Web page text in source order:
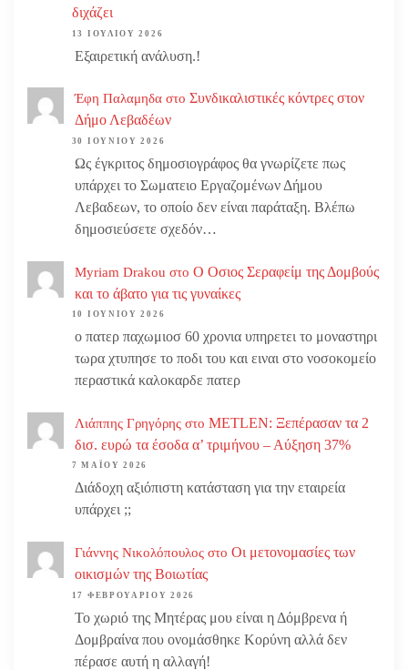
διχάζει
13 ΙΟΥΛΊΟΥ 2026
Εξαιρετική ανάλυση.!
Έφη Παλαμηδα στο Συνδικαλιστικές κόντρες στον
Δήμο Λεβαδέων
30 ΙΟΥΝΊΟΥ 2026
Ως έγκριτος δημοσιογράφος θα γνωρίζετε πως
υπάρχει το Σωματειο Εργαζομένων Δήμου
Λεβαδεων, το οποίο δεν είναι παράταξη. Βλέπω
δημοσιεύσετε σχεδόν…
Myriam Drakou στο Ο Οσιος Σεραφείμ της Δομβούς
και το άβατο για τις γυναίκες
10 ΙΟΥΝΊΟΥ 2026
ο πατερ παχωμιοσ 60 χρονια υπηρετει το μοναστηρι
τωρα χτυπησε το ποδι του και ειναι στο νοσοκομείο
περαστικά καλοκαρδε πατερ
Λιάππης Γρηγόρης στο METLEN: Ξεπέρασαν τα 2
δισ. ευρώ τα έσοδα α’ τριμήνου – Αύξηση 37%
7 ΜΑΪ́ΟΥ 2026
Διάδοχη αξιόπιστη κατάσταση για την εταιρεία
υπάρχει ;;
Γιάννης Νικολόπουλος στο Οι μετονομασίες των
οικισμών της Βοιωτίας
17 ΦΕΒΡΟΥΑΡΊΟΥ 2026
Το χωριό της Μητέρας μου είναι η Δόμβρενα ή
Δομβραίνα που ονομάσθηκε Κορύνη αλλά δεν
πέρασε αυτή η αλλαγή!